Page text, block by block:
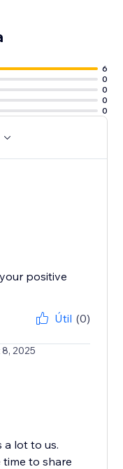
6
0
0
0
0
positive
Útil (0)
2025
a lot to us.
to share